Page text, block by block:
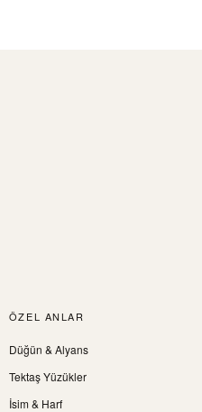
ÖZEL ANLAR
Düğün & Alyans
Tektaş Yüzükler
İsim & Harf